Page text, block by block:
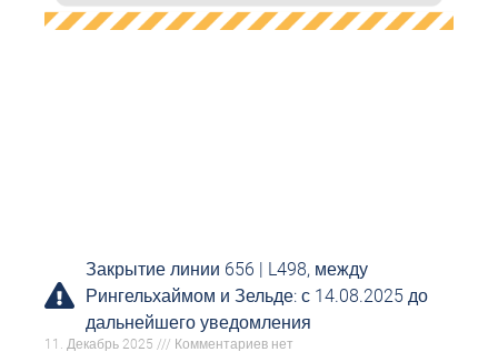
Закрытие линии 656 | L498, между
Рингельхаймом и Зельде: с 14.08.2025 до
дальнейшего уведомления
11. Декабрь 2025 Комментариев нет